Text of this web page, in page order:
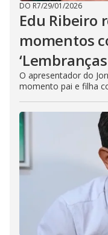
DO R7/29/01/2026
Edu Ribeiro
momentos
O apresentador do
momento pai e filha